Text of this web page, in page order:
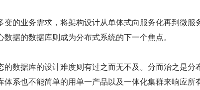
变的业务需求，将架构设计从单体式向服务化再到微服
据的数据库则成为分布式系统的下一个焦点。
数据库的设计难度则有过之而无不及。分而治之是分
体系也不能简单的用单一产品以及一体化集群来响应所